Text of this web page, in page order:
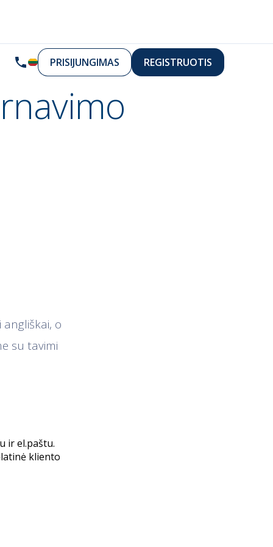
PRISIJUNGIMAS REGISTRUOTIS
o
su tavimi
ir el.paštu.
kliento